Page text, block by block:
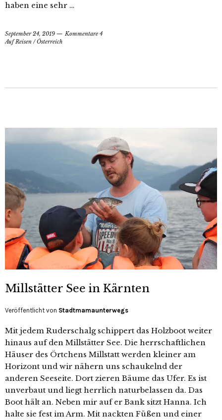
haben eine sehr …
September 24, 2019
Kommentare 4
Auf Reisen /Österreich
Millstätter See in Kärnten
Veröffentlicht von Stadtmamaunterwegs
Mit jedem Ruderschalg schippert das Holzboot weiter
hinaus auf den Millstätter See. Die herrschaftlichen
Häuser des Örtchens Millstatt werden kleiner am
Horizont und wir nähern uns schaukelnd der
anderen Seeseite. Dort zieren Bäume das Ufer. Es ist
unverbaut und liegt herrlich naturbelassen da. Das
Boot hält an. Neben mir auf er Bank sitzt Hanna. Ich
halte sie fest im Arm. Mit nackten Füßen und einer